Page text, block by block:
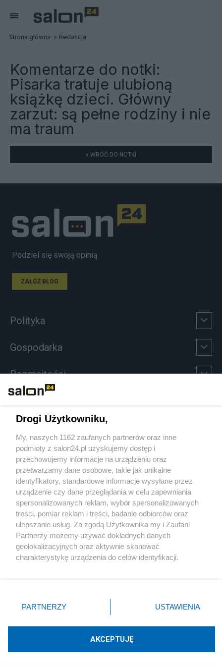
Strona główna Redakcja
Komentarze do notki:
Pisarka tratuje ulubioną
książkę dzieci. Główny
zarzut: są pełne rodziny i nie
ma traum
« WRÓĆ DO NOTKI
Podziel się swoją opinią
ZAŁÓŻ BLOG
Polityka
Gospodarka
Rozmaitości
Sport
Społeczeństwo
Kultura
X Facebook Instagram Youtube
Technologię dostarcza:W3media.pl
Drogi Użytkowniku,
My, naszych 1162 zaufanych partnerów oraz inne
podmioty z salon24.pl uzyskujemy dostęp i
przechowujemy informacje na urządzeniu oraz
przetwarzamy dane osobowe, takie jak unikalne
identyfikatory, standardowe informacje wysyłane przez
urządzenie czy dane przeglądania w celu zapewniania
spersonalizowanych reklam, wybór spersonalizowanych
treści, pomiar reklam i treści, badanie odbiorców oraz
ulepszanie usług. Za zgodą Użytkownika my i Zaufani
Partnerzy możemy używać dokładnych danych
geolokalizacyjnych oraz aktywnie skanować
charakterystykę urządzenia do celów identyfikacji.
zmienić/wycofać klikając przycisk ustawień prywatności
znajdujący się w lewym dolnym rogu strony
rodzaje przetwarzania danych nie wymagają zgody
użytkownika, ale masz prawo sprzeciwić się takiemu
PARTNERZY USTAWIENIA
AKCEPTUJĘ